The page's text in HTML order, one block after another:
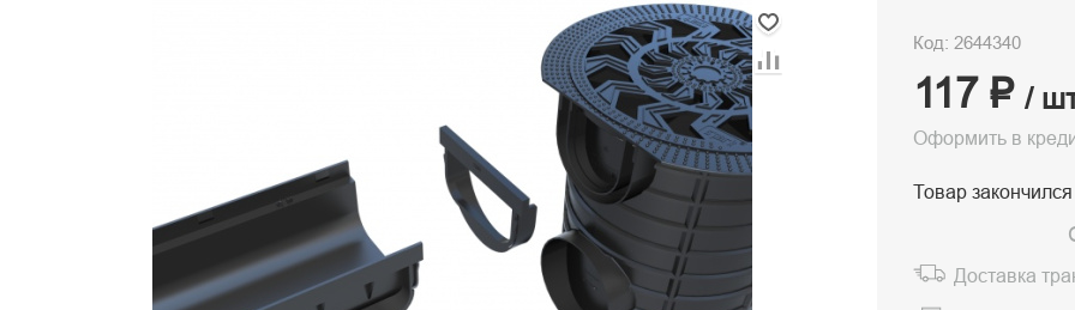
Код: 2644340
117 ₽ /
Оформить в
Товар закончился
Доставка